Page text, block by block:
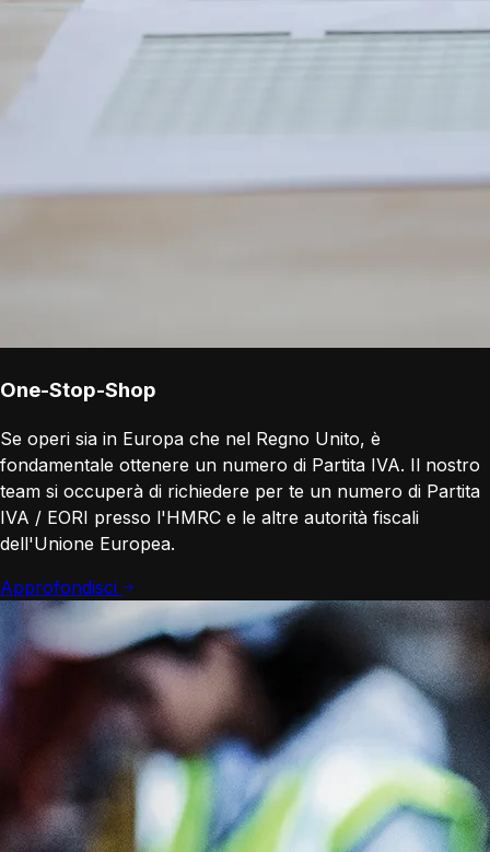
One-Stop-Shop
Se operi sia in Europa che nel Regno Unito, è
fondamentale ottenere un numero di Partita IVA. Il nostro
team si occuperà di richiedere per te un numero di Partita
IVA / EORI presso l'HMRC e le altre autorità fiscali
dell'Unione Europea.
Approfondisci